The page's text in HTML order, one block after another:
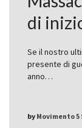
di
Se il nostro
presente di
anno…
by Movimento